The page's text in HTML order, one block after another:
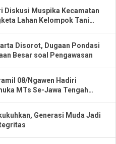
Diskusi Muspika Kecamatan
Lahan Kelompok Tani
Disorot, Dugaan Pondasi
Besar soal Pengawasan
08/Ngawen Hadiri
MTs Se-Jawa Tengah
Generasi Muda Jadi